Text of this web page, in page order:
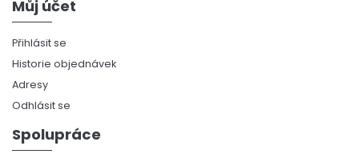
Můj účet
Přihlásit se
Historie objednávek
Adresy
Odhlásit se
Spolupráce